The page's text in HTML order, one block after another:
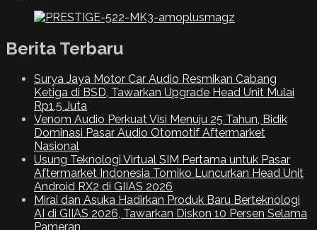
Berita Terbaru
Surya Jaya Motor Car Audio Resmikan Cabang
Ketiga di BSD, Tawarkan Upgrade Head Unit Mulai
Rp1,5 Juta
Venom Audio Perkuat Visi Menuju 25 Tahun, Bidik
Dominasi Pasar Audio Otomotif Aftermarket
Nasional
Usung Teknologi Virtual SIM Pertama untuk Pasar
Aftermarket Indonesia Tomiko Luncurkan Head Unit
Android RX2 di GIIAS 2026
Mirai dan Asuka Hadirkan Produk Baru Berteknologi
AI di GIIAS 2026, Tawarkan Diskon 10 Persen Selama
Pameran